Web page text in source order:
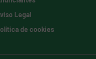
Legal
de cookies